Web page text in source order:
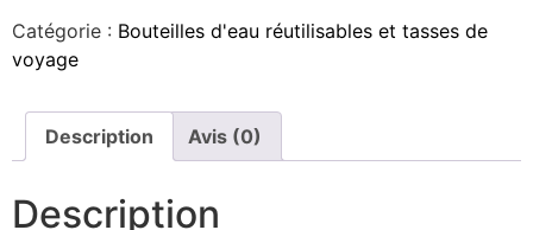
Catégorie : Bouteilles d'eau réutilisables et tasses de
voyage
Description Avis (0)
Description